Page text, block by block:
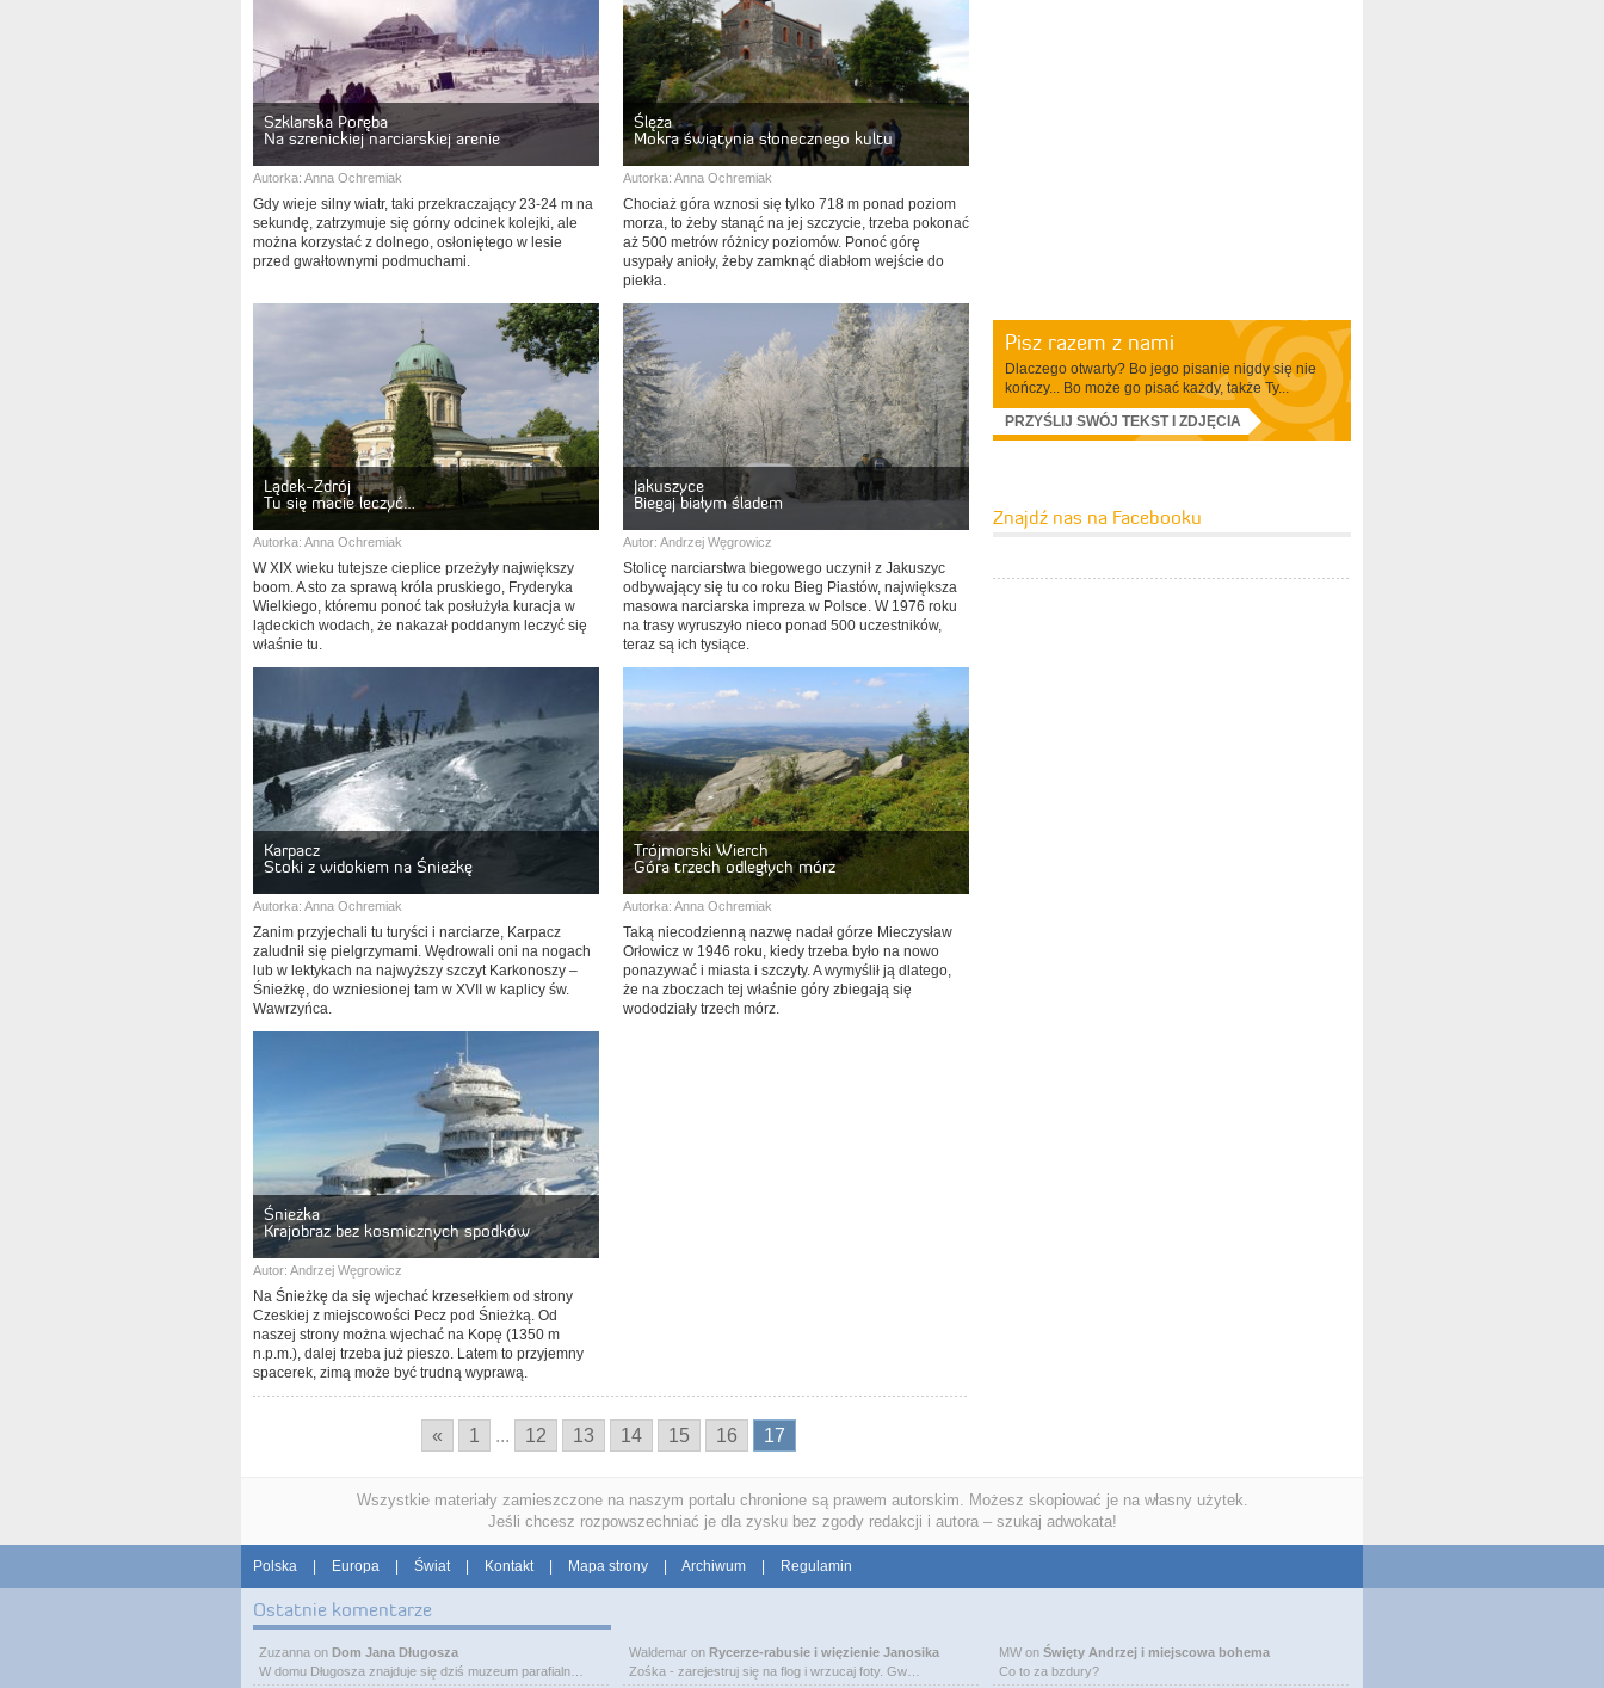
Szklarska Poręba
Na szrenickiej narciarskiej arenie
Autorka: Anna Ochremiak
Gdy wieje silny wiatr, taki przekraczający 23-24 m na
sekundę, zatrzymuje się górny odcinek kolejki, ale
można korzystać z dolnego, osłoniętego w lesie
przed gwałtownymi podmuchami.
Ślęża
Mokra świątynia słonecznego kultu
Autorka: Anna Ochremiak
Chociaż góra wznosi się tylko 718 m ponad poziom
morza, to żeby stanąć na jej szczycie, trzeba pokonać
aż 500 metrów różnicy poziomów. Ponoć górę
usypały anioły, żeby zamknąć diabłom wejście do
piekła.
Lądek-Zdrój
Tu się macie leczyć…
Autorka: Anna Ochremiak
W XIX wieku tutejsze cieplice przeżyły największy
boom. A sto za sprawą króla pruskiego, Fryderyka
Wielkiego, któremu ponoć tak posłużyła kuracja w
lądeckich wodach, że nakazał poddanym leczyć się
właśnie tu.
Jakuszyce
Biegaj białym śladem
Autor: Andrzej Węgrowicz
Stolicę narciarstwa biegowego uczynił z Jakuszyc
odbywający się tu co roku Bieg Piastów, największa
masowa narciarska impreza w Polsce. W 1976 roku
na trasy wyruszyło nieco ponad 500 uczestników,
teraz są ich tysiące.
Karpacz
Stoki z widokiem na Śnieżkę
Autorka: Anna Ochremiak
Zanim przyjechali tu turyści i narciarze, Karpacz
zaludnił się pielgrzymami. Wędrowali oni na nogach
lub w lektykach na najwyższy szczyt Karkonoszy –
Śnieżkę, do wzniesionej tam w XVII w kaplicy św.
Wawrzyńca.
Trójmorski Wierch
Góra trzech odległych mórz
Autorka: Anna Ochremiak
Taką niecodzienną nazwę nadał górze Mieczysław
Orłowicz w 1946 roku, kiedy trzeba było na nowo
ponazywać i miasta i szczyty. A wymyślił ją dlatego,
że na zboczach tej właśnie góry zbiegają się
wododziały trzech mórz.
Śnieżka
Krajobraz bez kosmicznych spodków
Autor: Andrzej Węgrowicz
Na Śnieżkę da się wjechać krzesełkiem od strony
Czeskiej z miejscowości Pecz pod Śnieżką. Od
naszej strony można wjechać na Kopę (1350 m
n.p.m.), dalej trzeba już pieszo. Latem to przyjemny
spacerek, zimą może być trudną wyprawą.
« 1 ... 12 13 14 15 16 17
Pisz razem z nami
Dlaczego otwarty? Bo jego pisanie nigdy się nie
kończy... Bo może go pisać każdy, także Ty...
PRZYŚLIJ SWÓJ TEKST I ZDJĘCIA
Znajdź nas na Facebooku
Wszystkie materiały zamieszczone na naszym portalu chronione są prawem autorskim. Możesz skopiować je na własny użytek.
Jeśli chcesz rozpowszechniać je dla zysku bez zgody redakcji i autora – szukaj adwokata!
Polska Europa Świat Kontakt Mapa strony Archiwum Regulamin
Ostatnie komentarze
Zuzanna on Dom Jana Długosza
W domu Długosza znajduje się dziś muzeum parafialn…
Waldemar on Rycerze-rabusie i więzienie Janosika
Zośka - zarejestruj się na flog i wrzucaj foty. Gw…
MW on Święty Andrzej i miejscowa bohema
Co to za bzdury?